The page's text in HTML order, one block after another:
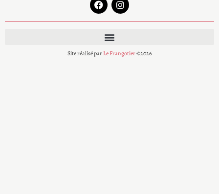
Site réalisé parLe Frangotier©2026